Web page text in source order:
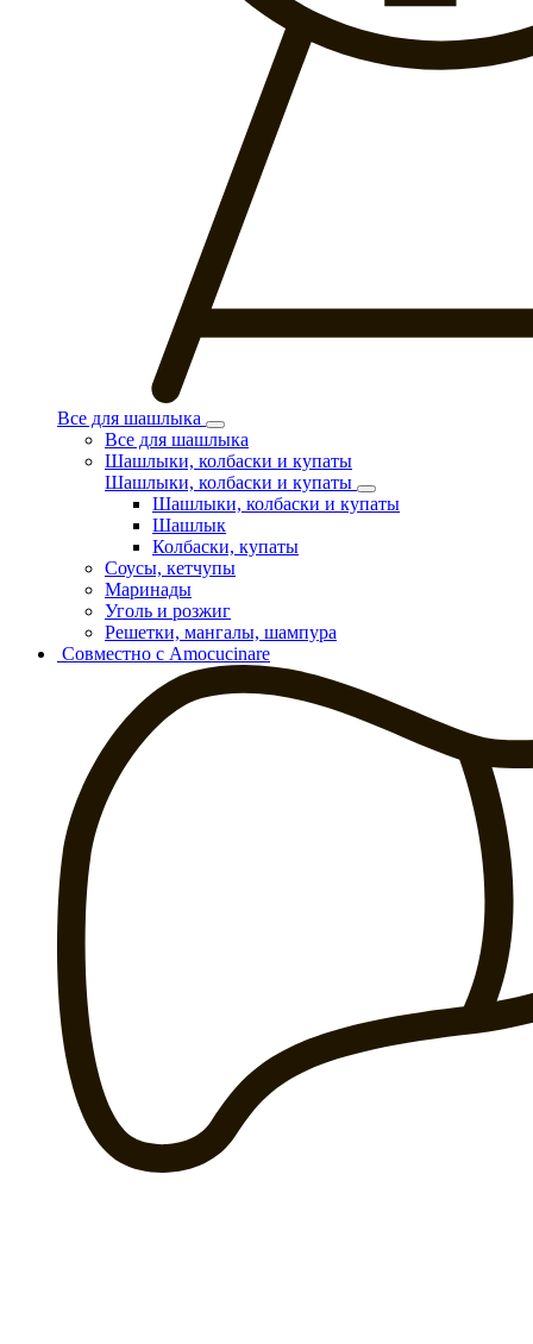
Все для шашлыка
Все для шашлыка
Шашлыки, колбаски и купаты
Шашлыки, колбаски и купаты
Шашлыки, колбаски и купаты
Шашлык
Колбаски, купаты
Соусы, кетчупы
Маринады
Уголь и розжиг
Решетки, мангалы, шампура
Совместно с Amocucinare